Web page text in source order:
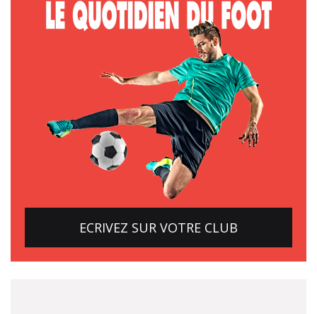
ECRIVEZ SUR VOTRE CLUB